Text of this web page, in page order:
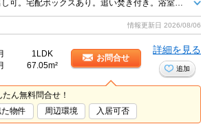
情報更新日 2026/08/06
1LDK
67.05m²
お問合せ
詳細を見る
追加
ん無料問合せ！
た物件 周辺環境 入居可否